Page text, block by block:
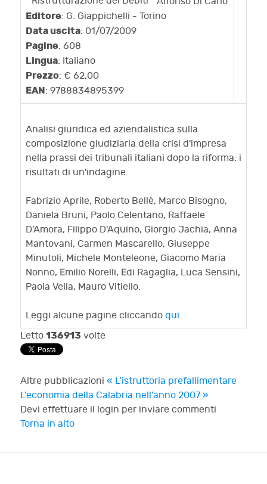
Editore: G. Giappichelli - Torino
Data uscita: 01/07/2009
Pagine: 608
Lingua: Italiano
Prezzo: € 62,00
EAN: 9788834895399
Analisi giuridica ed aziendalistica sulla
composizione giudiziaria della crisi d'impresa
nella prassi dei tribunali italiani dopo la riforma: i
risultati di un'indagine.
Fabrizio Aprile, Roberto Bellè, Marco Bisogno,
Daniela Bruni, Paolo Celentano, Raffaele
D'Amora, Filippo D'Aquino, Giorgio Jachia, Anna
Mantovani, Carmen Mascarello, Giuseppe
Minutoli, Michele Monteleone, Giacomo Maria
Nonno, Emilio Norelli, Edi Ragaglia, Luca Sensini,
Paola Vella, Mauro Vitiello.
Leggi alcune pagine cliccando qui.
Letto 136913 volte
Altre pubblicazioni « L’istruttoria prefallimentare
L’economia della Calabria nell’anno 2007 »
Devi effettuare il login per inviare commenti
Torna in alto